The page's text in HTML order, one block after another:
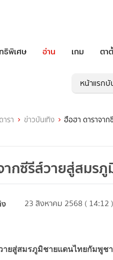
ธิพิเศษ อ่าน เกม ตา
หน้าแรกบั
ารา ข่าวบันเทิง ฮือฮา ดาราจา
ากซีรีส์วายสู่สมร
23 สิงหาคม 2568 ( 14:12 )
ายสู่สมรภูมิชายแดนไทยกัมพูชา